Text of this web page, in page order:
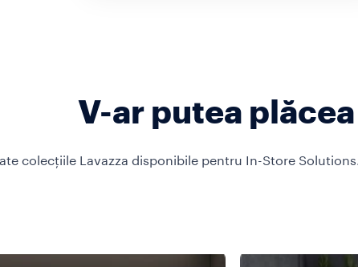
V-ar putea
colecțiile Lavazza disponibile pentru In-Store